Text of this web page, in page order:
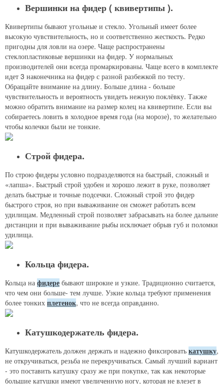
Вершинки на фидер ( квивертипы ).
Квивертипы бывают угольные и стекло. Угольный имеет более
высокую чувствительность, но и соответственно жесткость. Редко
пригодны для ловли на озере. Чаще распространены
стеклопластиковые вершинки на фидер. У нормальных
производителей они всегда промаркированы. Чаще всего в комплекте
идет 3 наконечника на фидер с разной разбежкой по тесту.
Обращайте внимание на длину. Больше длина - больше
чувствительность и вероятность увидеть нежную поклёвку. Также
можно обратить внимание на размер колец на квивертипе. Если вы
собираетесь ловить в холодное время года (на морозе), то желательно
чтобы колечки были не тонкие.
Строй фидера.
По строю фидеры условно подразделяются на быстрый, сложный и
«лапша». Быстрый строй удобен и хорошо лежит в руке, позволяет
делать быстрые и точные подсечки. Сложный строй это фидер
быстрого строя, но при вываживание он сможет работать всем
удилищам. Медленный строй позволяет забрасывать на более дальние
дистанции и при вываживание рыбы исключает обрыв губ и поломки
удилища.
Кольца фидера.
Кольца на фидере бывают широкие и узкие. Традиционно считается,
что чем они больше- тем лучше. Узкие кольца требуют применения
более тонких плетенок, что не всегда оправданно.
Катушкодержатель фидера.
Катушкодержатель должен держать и надежно фиксировать катушку,
не откручиваться, резьба не перекручиваться. Самый лучший вариант
- это поставить катушку сразу же при покупке, так как некоторые
большие катушки имеют увеличенную ногу, которая не влезет в